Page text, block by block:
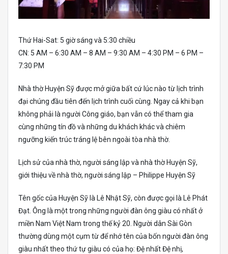
Thứ Hai-Sat: 5 giờ sáng và 5:30 chiều
CN: 5 AM – 6:30 AM – 8 AM – 9:30 AM – 4:30 PM – 6 PM –
7:30 PM
Nhà thờ Huyện Sỹ được mở giữa bất cứ lúc nào từ lịch trình
đại chúng đầu tiên đến lịch trình cuối cùng. Ngay cả khi bạn
không phải là người Công giáo, bạn vẫn có thể tham gia
cùng những tín đồ và những du khách khác và chiêm
ngưỡng kiến ​​trúc tráng lệ bên ngoài tòa nhà thờ.
Lịch sử của nhà thờ, người sáng lập và nhà thờ Huyện Sỹ,
giới thiệu về nhà thờ, người sáng lập – Philippe Huyện Sỹ
Tên gốc của Huyện Sỹ là Lê Nhật Sỹ, còn được gọi là Lê Phát
Đạt. Ông là một trong những người đàn ông giàu có nhất ở
miền Nam Việt Nam trong thế kỷ 20. Người dân Sài Gòn
thường dùng một cụm từ để nhớ tên của bốn người đàn ông
giàu nhất theo thứ tự giàu có của họ: Đệ nhất Đệ nhị,